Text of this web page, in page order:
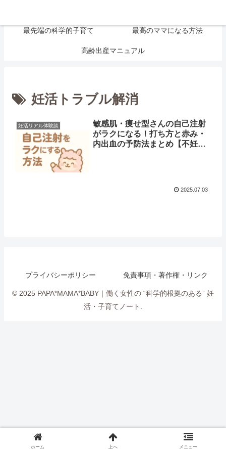
最先端の科学的子育て 最高のママになる方法
高齢出産マニュアル
妊活トラブル解消
妊活リアル体験談
敏感肌・痩せ型さんの自己注射
がラクになる！打ち方と赤み・
内出血の予防法まとめ【不妊治
2025.07.03
プライバシーポリシー 免責事項・著作権・リンク
© 2025 PAPA*MAMA*BABY｜働く女性の “科学的根拠のある” 妊
活・子育てノート.
ホーム 上へ メニュー